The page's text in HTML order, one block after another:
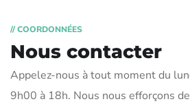
// COORDONNÉES
Nous contacter
Appelez-nous à tout moment du
9h00 à 18h. Nous nous efforçons